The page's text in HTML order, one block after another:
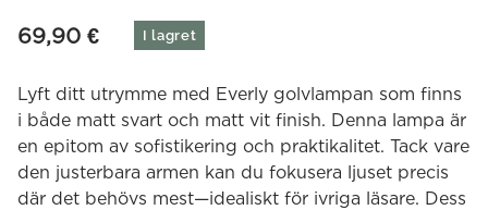
69,90 € I lagret
Lyft ditt utrymme med Everly golvlampan som finns
i både matt svart och matt vit finish. Denna lampa är
en epitom av sofistikering och praktikalitet. Tack vare
den justerbara armen kan du fokusera ljuset precis
där det behövs mest—idealiskt för ivriga läsare. Dess